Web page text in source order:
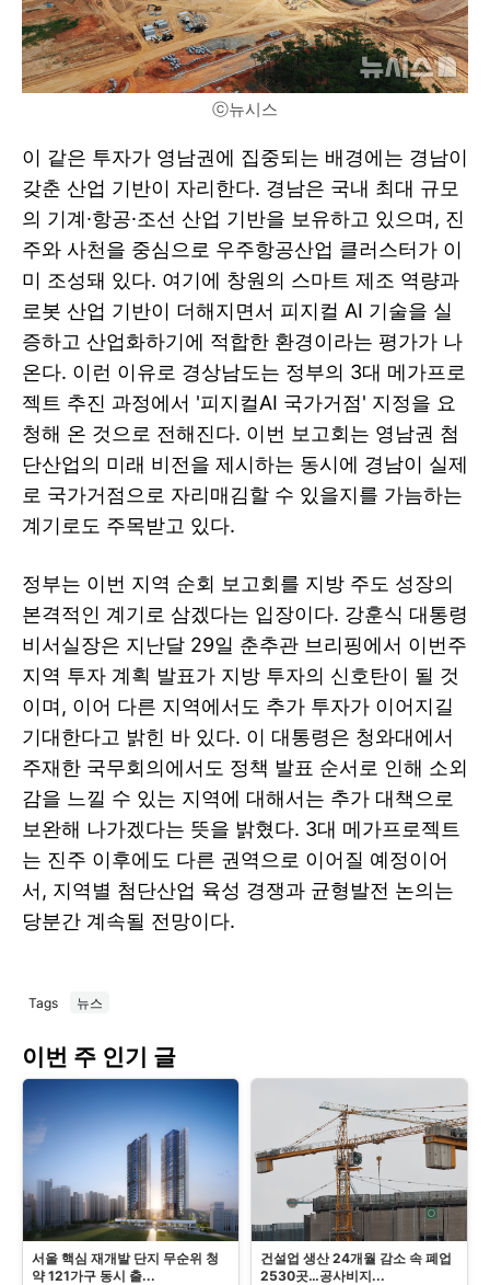
ⓒ뉴시스
이 같은 투자가 영남권에 집중되는 배경에는 경남이
갖춘 산업 기반이 자리한다. 경남은 국내 최대 규모
의 기계·항공·조선 산업 기반을 보유하고 있으며, 진
주와 사천을 중심으로 우주항공산업 클러스터가 이
미 조성돼 있다. 여기에 창원의 스마트 제조 역량과
로봇 산업 기반이 더해지면서 피지컬 AI 기술을 실
증하고 산업화하기에 적합한 환경이라는 평가가 나
온다. 이런 이유로 경상남도는 정부의 3대 메가프로
젝트 추진 과정에서 '피지컬AI 국가거점' 지정을 요
청해 온 것으로 전해진다. 이번 보고회는 영남권 첨
단산업의 미래 비전을 제시하는 동시에 경남이 실제
로 국가거점으로 자리매김할 수 있을지를 가늠하는
계기로도 주목받고 있다.
정부는 이번 지역 순회 보고회를 지방 주도 성장의
본격적인 계기로 삼겠다는 입장이다. 강훈식 대통령
비서실장은 지난달 29일 춘추관 브리핑에서 이번주
지역 투자 계획 발표가 지방 투자의 신호탄이 될 것
이며, 이어 다른 지역에서도 추가 투자가 이어지길
기대한다고 밝힌 바 있다. 이 대통령은 청와대에서
주재한 국무회의에서도 정책 발표 순서로 인해 소외
감을 느낄 수 있는 지역에 대해서는 추가 대책으로
보완해 나가겠다는 뜻을 밝혔다. 3대 메가프로젝트
는 진주 이후에도 다른 권역으로 이어질 예정이어
서, 지역별 첨단산업 육성 경쟁과 균형발전 논의는
당분간 계속될 전망이다.
Tags 뉴스
이번 주 인기 글
서울 핵심 재개발 단지 무순위 청
약 121가구 동시 출...
건설업 생산 24개월 감소 속 폐업
2530곳…공사비지...